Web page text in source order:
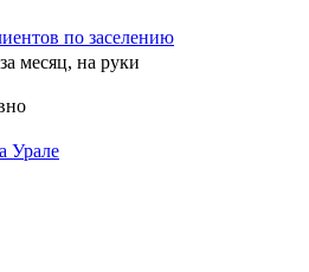
по заселению
за месяц, на руки
Урале